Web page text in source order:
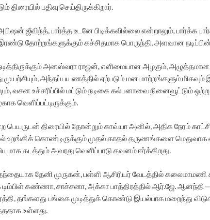
திரையில் பதிவு செய்திருக்கிறார்.
ஜீவிந்த், பார்த்த உடனே பிடிக்கவில்லை என்றாலும், பார்க்க
தோற்றங்களுக்கும் கச்சிதமாக பொருந்தி, அளவான
அனஸ்வரா ராஜன், எளிமையான அழகும்,
அந்தப் பயணத்தில் ஏற்படும் மன மாற்றங்களும்
வசன உச்சரிப்பில் மட்டும் நடிகை கல்பனாவை நினைவூட்டும்
வெளிப்பட்டிருக்கும்.
பெயருடன் திரையில் தோன்றும் காவ்யா அனில், அதிக நேரம்
உறங்கிக் கொண்டிருக்கும் முதல் காதல் தருணங்களை
கடத்தும் அவரது வெளிப்பாடு கவனம் ஈர்க்கிறது.
தேனி முருகன், பள்ளி ஆசிரியர் வேடத்தில் கலைமாமணி
டிம்பிள் கண்ணா, சாச்சனா, அக்கா பாத்திரத்தில் ஆர்.ஜே.
தங்களது பங்கை முடித்துக் கொண்டு இயல்பாக மறைந்து
உள்ளது.